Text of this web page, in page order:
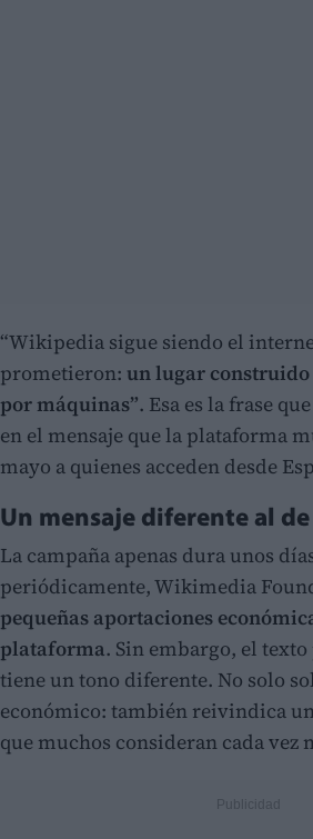
“Wikipedia sigue siendo el
prometieron: un lugar
por máquinas”. Esa es la frase
en el mensaje que la plataforma
mayo a quienes acceden desde
Un mensaje diferente al
La campaña apenas dura unos
periódicamente, Wikimedia
pequeñas aportaciones
plataforma. Sin embargo, el
tiene un tono diferente. No solo
económico: también reivindica
que muchos consideran cada vez